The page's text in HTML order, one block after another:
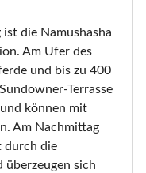
ist die Namushasha
Am Ufer des
und bis zu 400
Terrasse
können mit
Am Nachmittag
durch die
überzeugen sich